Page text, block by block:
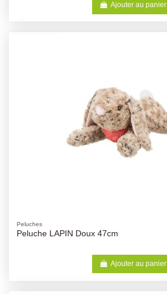
Ajouter au panier
Peluches
Peluche LAPIN Doux 47cm
Ajouter au panier